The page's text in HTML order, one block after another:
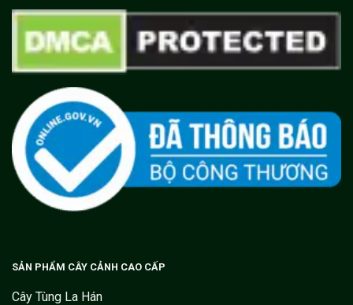
SẢN PHẨM CÂY CẢNH CAO CẤP
Cây Tùng La Hán